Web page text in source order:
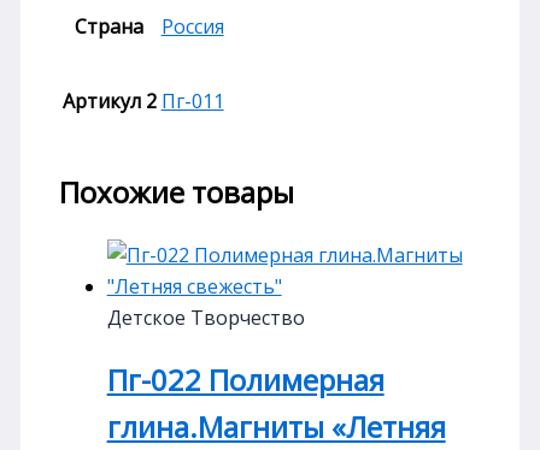
Страна Россия
Артикул 2 Пг-011
Похожие товары
Детское Творчество
Пг-022 Полимерная
глина.Магниты «Летняя